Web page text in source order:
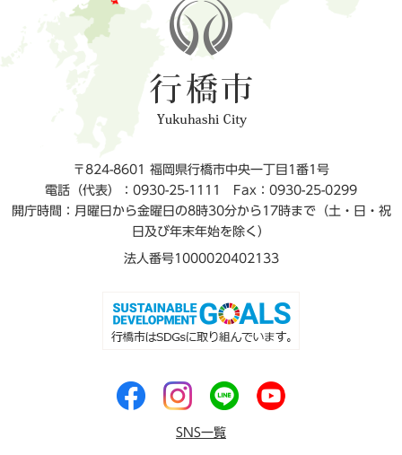
〒824-8601 福岡県行橋市中央一丁目1番1号
電話（代表）：0930-25-1111
Fax：0930-25-0299
開庁時間：月曜日から金曜日の8時30分から17時まで（土・日・祝
日及び年末年始を除く）
法人番号1000020402133
SNS一覧